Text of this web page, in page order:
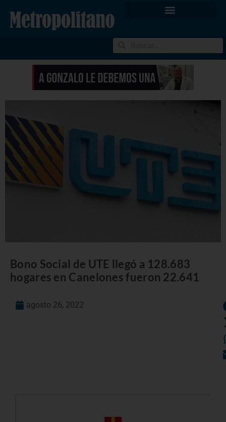
Bono Social de UTE llegó a 128.683
hogares en Canelones fueron 22.641
agosto 26, 2022